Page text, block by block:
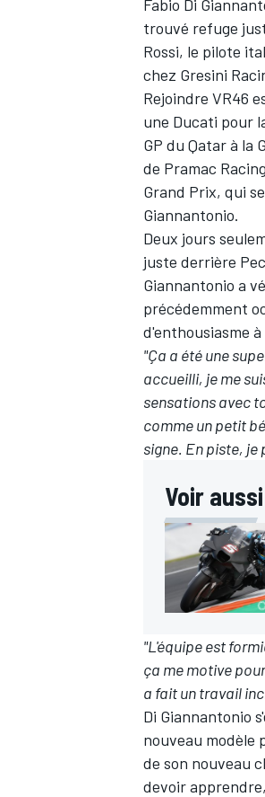
Fabio Di
trouvé refuge
Rossi, le pilote
chez Gresini
Rejoindre VR46
une Ducati pour
GP du Qatar à la
de Pramac Racing
Grand Prix, qui
Giannantonio.
Deux jours
juste derrière
Giannantonio a
précédemment
d'enthousiasme
"Ça a été une
accueilli, je me
sensations avec
comme un petit
signe. En piste, je
Voir
"L'équipe est
ça me motive
a fait un travail
Di Giannantonio
nouveau modèle
de son nouveau
devoir